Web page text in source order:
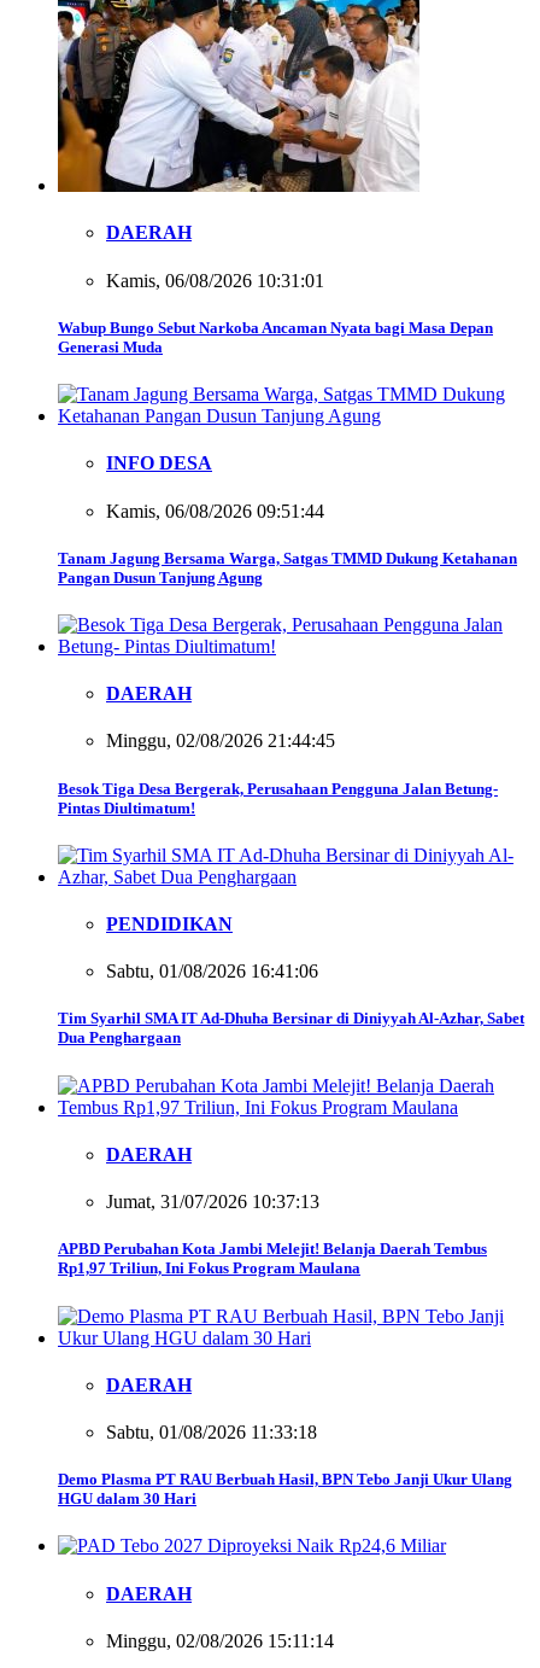
DAERAH
Kamis, 06/08/2026 10:31:01
Wabup Bungo Sebut Narkoba Ancaman Nyata bagi Masa Depan
Generasi Muda
INFO DESA
Kamis, 06/08/2026 09:51:44
Tanam Jagung Bersama Warga, Satgas TMMD Dukung Ketahanan
Pangan Dusun Tanjung Agung
DAERAH
Minggu, 02/08/2026 21:44:45
Besok Tiga Desa Bergerak, Perusahaan Pengguna Jalan Betung-
Pintas Diultimatum!
PENDIDIKAN
Sabtu, 01/08/2026 16:41:06
Tim Syarhil SMA IT Ad-Dhuha Bersinar di Diniyyah Al-Azhar, Sabet
Dua Penghargaan
DAERAH
Jumat, 31/07/2026 10:37:13
APBD Perubahan Kota Jambi Melejit! Belanja Daerah Tembus
Rp1,97 Triliun, Ini Fokus Program Maulana
DAERAH
Sabtu, 01/08/2026 11:33:18
Demo Plasma PT RAU Berbuah Hasil, BPN Tebo Janji Ukur Ulang
HGU dalam 30 Hari
DAERAH
Minggu, 02/08/2026 15:11:14